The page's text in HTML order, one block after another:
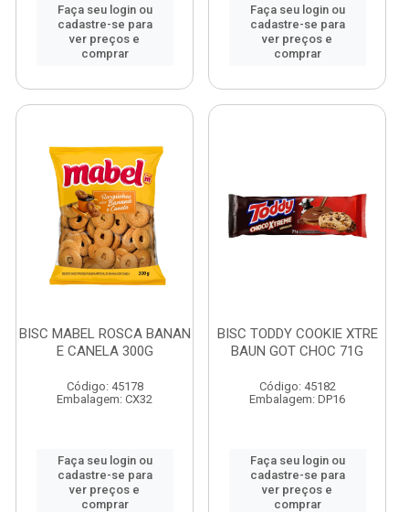
Faça seu login ou
cadastre-se para
ver preços e
comprar
Faça seu login ou
cadastre-se para
ver preços e
comprar
BISC MABEL ROSCA BANAN
E CANELA 300G
Código: 45178
Embalagem: CX32
Faça seu login ou
cadastre-se para
ver preços e
comprar
BISC TODDY COOKIE XTRE
BAUN GOT CHOC 71G
Código: 45182
Embalagem: DP16
Faça seu login ou
cadastre-se para
ver preços e
comprar